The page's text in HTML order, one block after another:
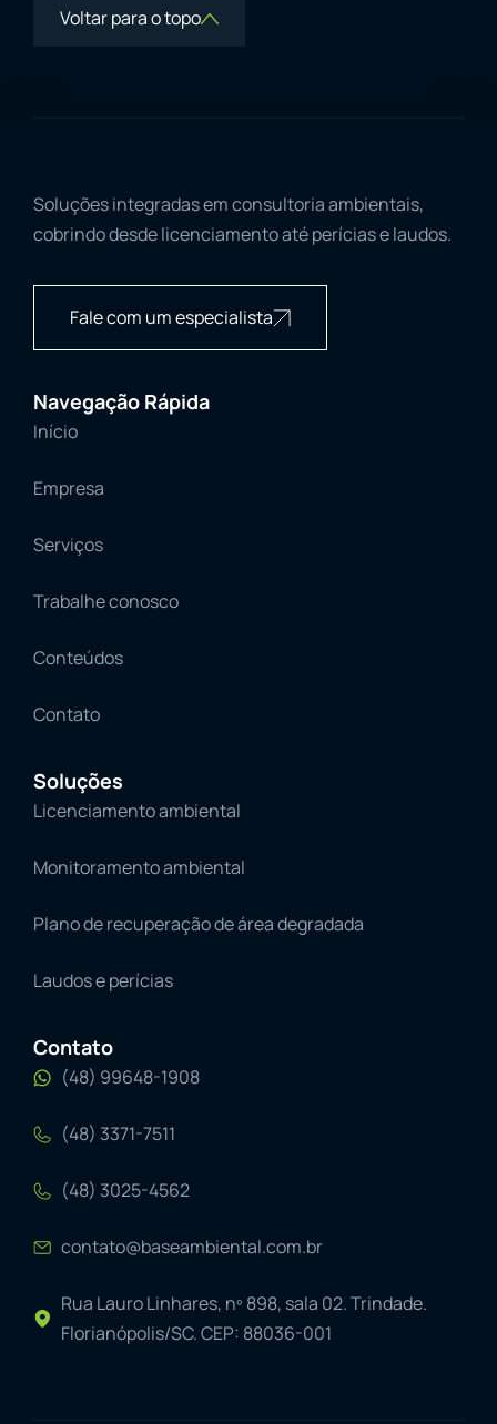
Voltar para o topo
Soluções integradas em consultoria ambientais,
cobrindo desde licenciamento até perícias e laudos.
Fale com um especialista
Navegação Rápida
Início
Empresa
Serviços
Trabalhe conosco
Conteúdos
Contato
Soluções
Licenciamento ambiental
Monitoramento ambiental
Plano de recuperação de área degradada
Laudos e perícias
Contato
(48) 99648-1908
(48) 3371-7511
(48) 3025-4562
contato@baseambiental.com.br
Rua Lauro Linhares, nº 898, sala 02. Trindade.
Florianópolis/SC. CEP: 88036-001